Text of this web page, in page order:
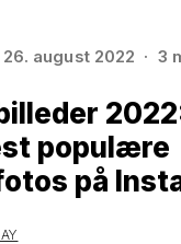
26. august 2022 3
populære
på